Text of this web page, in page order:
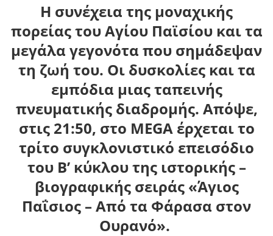
Η συνέχεια της μοναχικής
πορείας τουΑγίου Παϊσίουκαι τα
μεγάλα γεγονότα που σημάδεψαν
τη ζωή του. Οι δυσκολίες και τα
εμπόδια μιας ταπεινής
πνευματικής διαδρομής. Απόψε,
στις 21:50, στο MEGA έρχεται το
τρίτο συγκλονιστικό επεισόδιο
του Β’ κύκλουτης ιστορικής –
βιογραφικής σειράς «Άγιος
Παΐσιος – Από τα Φάρασα στον
Ουρανό».